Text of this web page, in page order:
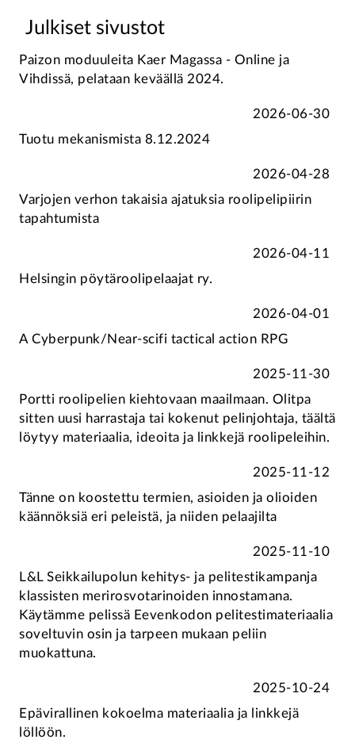
Julkiset sivustot
Paizon moduuleita Kaer Magassa - Online ja
Vihdissä, pelataan keväällä 2024.
2026-06-30
Tuotu mekanismista 8.12.2024
2026-04-28
Varjojen verhon takaisia ajatuksia roolipelipiirin
tapahtumista
2026-04-11
Helsingin pöytäroolipelaajat ry.
2026-04-01
A Cyberpunk/Near-scifi tactical action RPG
2025-11-30
Portti roolipelien kiehtovaan maailmaan. Olitpa
sitten uusi harrastaja tai kokenut pelinjohtaja, täältä
löytyy materiaalia, ideoita ja linkkejä roolipeleihin.
2025-11-12
Tänne on koostettu termien, asioiden ja olioiden
käännöksiä eri peleistä, ja niiden pelaajilta
2025-11-10
L&L Seikkailupolun kehitys- ja pelitestikampanja
klassisten merirosvotarinoiden innostamana.
Käytämme pelissä Eevenkodon pelitestimateriaalia
soveltuvin osin ja tarpeen mukaan peliin
muokattuna.
2025-10-24
Epävirallinen kokoelma materiaalia ja linkkejä
löllöön.